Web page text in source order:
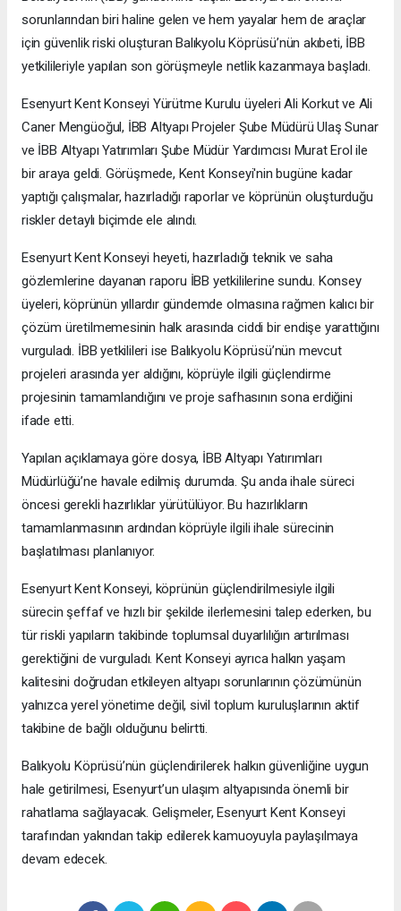
sorunlarından biri haline gelen ve hem yayalar hem de araçlar
için güvenlik riski oluşturan Balıkyolu Köprüsü’nün akıbeti, İBB
yetkilileriyle yapılan son görüşmeyle netlik kazanmaya başladı.
Esenyurt Kent Konseyi Yürütme Kurulu üyeleri Ali Korkut ve Ali
Caner Mengüoğul, İBB Altyapı Projeler Şube Müdürü Ulaş Sunar
ve İBB Altyapı Yatırımları Şube Müdür Yardımcısı Murat Erol ile
bir araya geldi. Görüşmede, Kent Konseyi'nin bugüne kadar
yaptığı çalışmalar, hazırladığı raporlar ve köprünün oluşturduğu
riskler detaylı biçimde ele alındı.
Esenyurt Kent Konseyi heyeti, hazırladığı teknik ve saha
gözlemlerine dayanan raporu İBB yetkililerine sundu. Konsey
üyeleri, köprünün yıllardır gündemde olmasına rağmen kalıcı bir
çözüm üretilmemesinin halk arasında ciddi bir endişe yarattığını
vurguladı. İBB yetkilileri ise Balıkyolu Köprüsü’nün mevcut
projeleri arasında yer aldığını, köprüyle ilgili güçlendirme
projesinin tamamlandığını ve proje safhasının sona erdiğini
ifade etti.
Yapılan açıklamaya göre dosya, İBB Altyapı Yatırımları
Müdürlüğü’ne havale edilmiş durumda. Şu anda ihale süreci
öncesi gerekli hazırlıklar yürütülüyor. Bu hazırlıkların
tamamlanmasının ardından köprüyle ilgili ihale sürecinin
başlatılması planlanıyor.
Esenyurt Kent Konseyi, köprünün güçlendirilmesiyle ilgili
sürecin şeffaf ve hızlı bir şekilde ilerlemesini talep ederken, bu
tür riskli yapıların takibinde toplumsal duyarlılığın artırılması
gerektiğini de vurguladı. Kent Konseyi ayrıca halkın yaşam
kalitesini doğrudan etkileyen altyapı sorunlarının çözümünün
yalnızca yerel yönetime değil, sivil toplum kuruluşlarının aktif
takibine de bağlı olduğunu belirtti.
Balıkyolu Köprüsü’nün güçlendirilerek halkın güvenliğine uygun
hale getirilmesi, Esenyurt’un ulaşım altyapısında önemli bir
rahatlama sağlayacak. Gelişmeler, Esenyurt Kent Konseyi
tarafından yakından takip edilerek kamuoyuyla paylaşılmaya
devam edecek.